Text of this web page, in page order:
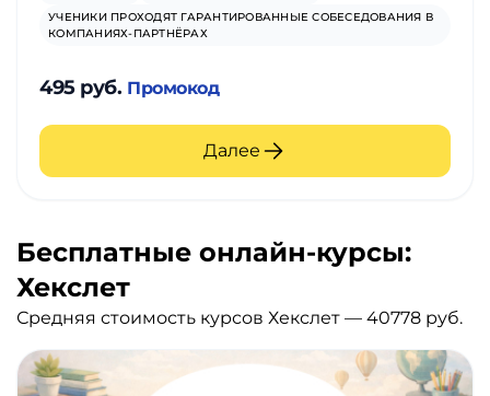
УЧЕНИКИ ПРОХОДЯТ ГАРАНТИРОВАННЫЕ СОБЕСЕДОВАНИЯ В
КОМПАНИЯХ-ПАРТНЁРАХ
495 руб. Промокод
Далее
Бесплатные онлайн-курсы:
Хекслет
Средняя стоимость курсов Хекслет — 40778 руб.